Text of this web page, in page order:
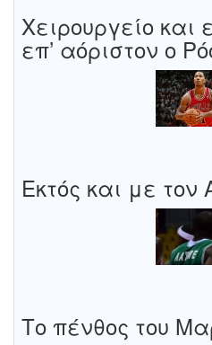
Χειρουργείο και
επ’ αόριστον ο
Εκτός και με
Το πένθος του